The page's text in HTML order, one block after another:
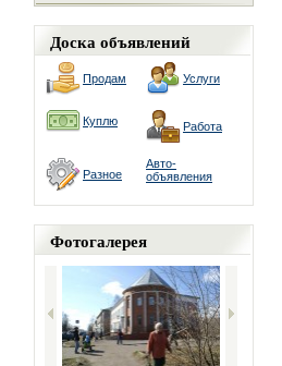
Доска объявлений
Продам Услуги
Куплю Работа
Разное
Авто-
объявления
Фотогалерея